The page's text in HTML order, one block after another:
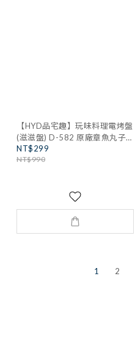
【HYD品宅趣】玩味料理電烤盤
(滋滋盤) D-582 原廠章魚丸子
盤
NT$299
NT$990
1 2